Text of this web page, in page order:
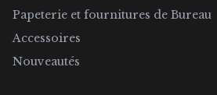
Papeterie et fournitures de Bureau
Accessoires
Nouveautés